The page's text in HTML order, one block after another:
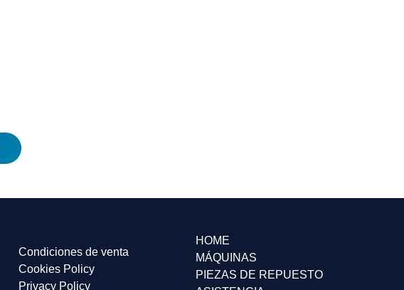
Condiciones de venta
Cookies Policy
Privacy Policy
HOME
MÁQUINAS
PIEZAS DE REPUESTO